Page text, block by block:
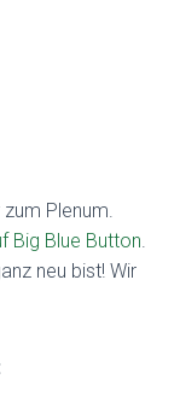
Plenum.
Big Blue Button.
neu bist! Wir